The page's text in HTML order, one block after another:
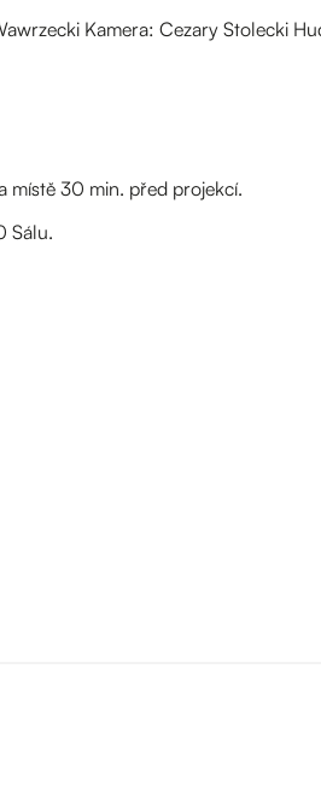
Kamera: Cezary Stolecki
místě 30 min. před projekcí.
Sálu.